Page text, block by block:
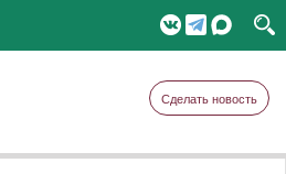
Сделать новость